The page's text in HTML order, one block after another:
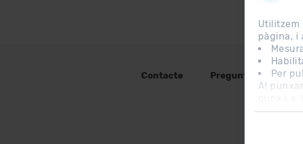
Utilitzem
pàgina, i
Per
Al
Contacte Preguntes